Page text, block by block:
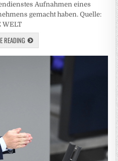
Aufnahmen eines
gemacht haben. Quelle:
WELT
READING